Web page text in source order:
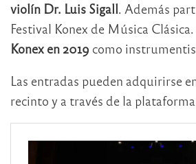
violín Dr. Luis Sigall. Además
Festival Konex de Música
Konex en 2019 como
Las entradas pueden adquirirse
recinto y a través de la plataforma